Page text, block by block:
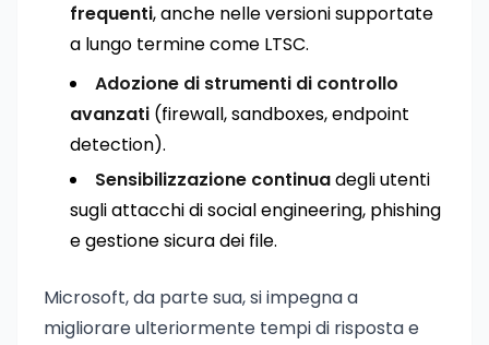
frequenti, anche nelle versioni supportate
a lungo termine come LTSC.
Adozione di strumenti di controllo
avanzati (firewall, sandboxes, endpoint
detection).
Sensibilizzazione continuadegli utenti
sugli attacchi di social engineering, phishing
e gestione sicura dei file.
Microsoft, da parte sua, si impegna a
migliorare ulteriormente tempi di risposta e